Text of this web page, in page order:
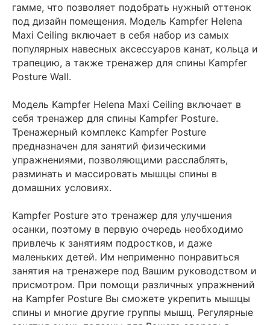
гамме, что позволяет подобрать нужный оттенок
под дизайн помещения. Модель Kampfer Helena
Maxi Ceiling включает в себя набор из самых
популярных навесных аксессуаров канат, кольца и
трапецию, а также тренажер для спины Kampfer
Posture Wall.
Модель Kampfer Helena Maxi Ceiling включает в
себя тренажер для спины Kampfer Posture.
Тренажерный комплекс Kampfer Posture
предназначен для занятий физическими
упражнениями, позволяющими расслаблять,
разминать и массировать мышцы спины в
домашних условиях.
Kampfer Posture это тренажер для улучшения
осанки, поэтому в первую очередь необходимо
привлечь к занятиям подростков, и даже
маленьких детей. Им неприменно понравиться
занятия на тренажере под Вашим руководством и
присмотром. При помощи различных упражнений
на Kampfer Posture Вы сможете укрепить мышцы
спины и многие другие группы мышц. Регулярные